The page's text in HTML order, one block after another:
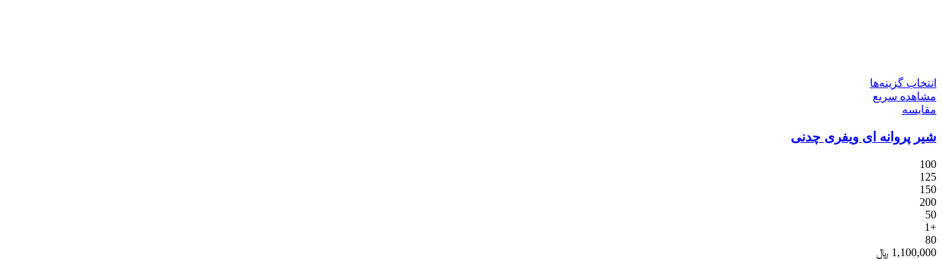
انتخاب گزینه‌ها
مشاهده سریع
مقایسه
شیر پروانه ای ویفری چدنی
100
125
150
200
50
+1
80
1,100,000 ﷼